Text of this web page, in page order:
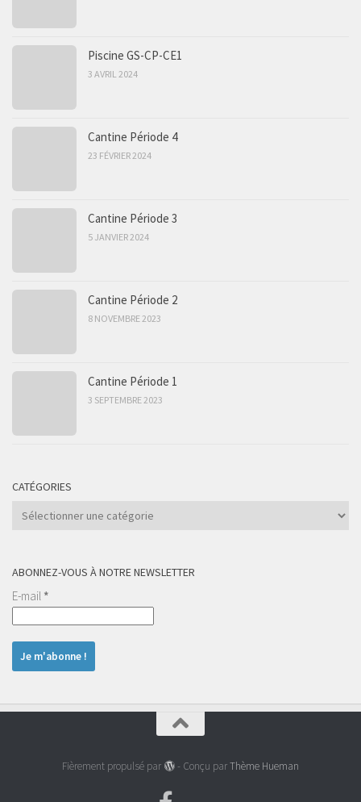
Piscine GS-CP-CE1
3 AVRIL 2024
Cantine Période 4
23 FÉVRIER 2024
Cantine Période 3
5 JANVIER 2024
Cantine Période 2
8 NOVEMBRE 2023
Cantine Période 1
3 SEPTEMBRE 2023
CATÉGORIES
Catégories
ABONNEZ-VOUS À NOTRE NEWSLETTER
E-mail *
Fièrement propulsé par - Conçu parThème Hueman